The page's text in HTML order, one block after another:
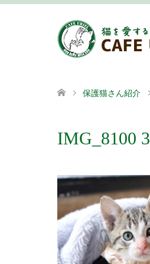
保護猫さん紹介
IMG_8100 3